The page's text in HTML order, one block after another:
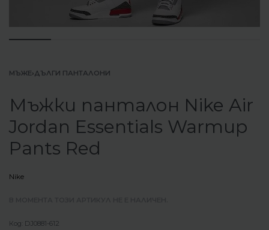
МЪЖЕ›ДЪЛГИ ПАНТАЛОНИ
Мъжки панталон Nike Air
Jordan Essentials Warmup
Pants Red
Nike
DJ0881-612